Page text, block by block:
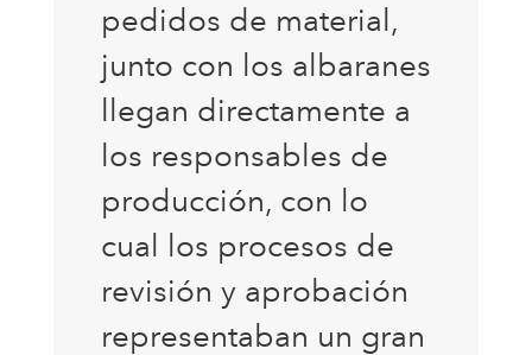
pedidos de material,
junto con los albaranes
llegan directamente a
los responsables de
producción, con lo
cual los procesos de
revisión y aprobación
representaban un gran